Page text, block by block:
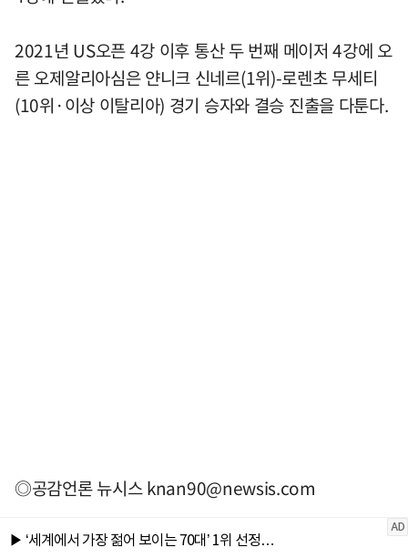
2021년 US오픈 4강 이후 통산 두 번째 메이저 4강에 오
른 오제알리아심은 얀니크 신네르(1위)-로렌초 무세티
(10위·이상 이탈리아) 경기 승자와 결승 진출을 다툰다.
◎공감언론 뉴시스knan90@newsis.com